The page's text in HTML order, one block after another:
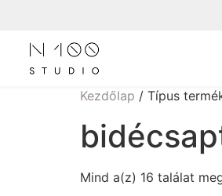
Kezdőlap / Típus
Mind a(z) 16 találat